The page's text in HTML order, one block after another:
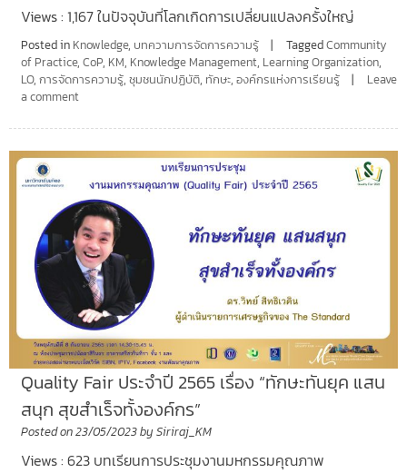
Views : 1,167 ในปัจจุบันที่โลกเกิดการเปลี่ยนแปลงครั้งใหญ่
Posted in Knowledge, บทความการจัดการความรู้ TaggedCommunity
of Practice, CoP, KM, Knowledge Management, Learning Organization,
LO, การจัดการความรู้, ชุมชนนักปฏิบัติ, ทักษะ, องค์กรแห่งการเรียนรู้
Leave
a comment
Quality Fair ประจำปี 2565 เรื่อง “ทักษะทันยุค แสน
สนุก สุขสำเร็จทั้งองค์กร”
Posted on23/05/2023by Siriraj_KM
Views : 623 บทเรียนการประชุมงานมหกรรมคุณภาพ